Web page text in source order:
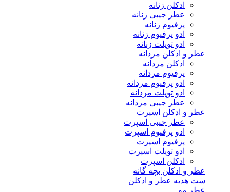
ادکلن زنانه
عطر جیبی زنانه
پرفیوم زنانه
ادو پرفیوم زنانه
ادو تویلت زنانه
عطر و ادکلن مردانه
ادکلن مردانه
پرفیوم مردانه
ادو پرفیوم مردانه
ادو تویلت مردانه
عطر جیبی مردانه
عطر و ادکلن اسپرت
عطر جیبی اسپرت
ادو پرفیوم اسپرت
پرفیوم اسپرت
ادو تویلت اسپرت
ادکلن اسپرت
عطر و ادکلن بچه گانه
ست هدیه عطر و ادکلن
عطر مو